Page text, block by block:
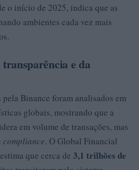
o início de 2025, indica que as
ambientes cada vez mais
e da
pela Binance foram analisados em
globais, mostrando que a
em volume de transações, mas
compliance. O Global Financial
que cerca de 3,1 trilhões de